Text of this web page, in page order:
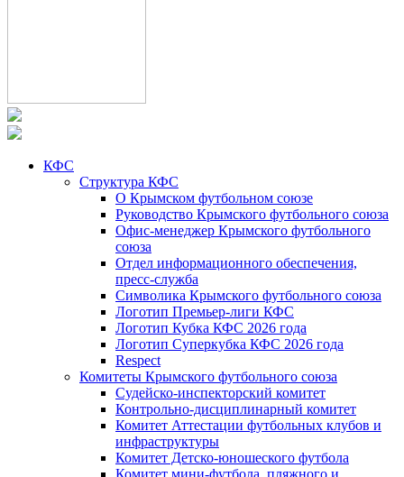
КФС
Структура КФС
О Крымском футбольном союзе
Руководство Крымского футбольного союза
Офис-менеджер Крымского футбольного
союза
Отдел информационного обеспечения,
пресс-служба
Символика Крымского футбольного союза
Логотип Премьер-лиги КФС
Логотип Кубка КФС 2026 года
Логотип Суперкубка КФС 2026 года
Respect
Комитеты Крымского футбольного союза
Судейско-инспекторский комитет
Контрольно-дисциплинарный комитет
Комитет Аттестации футбольных клубов и
инфраструктуры
Комитет Детско-юношеского футбола
Комитет мини-футбола, пляжного и